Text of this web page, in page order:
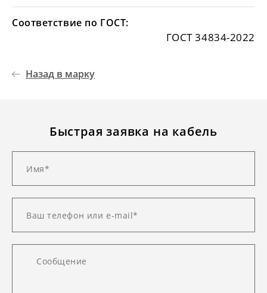
Соответствие по ГОСТ:
ГОСТ 34834-2022
Назад в марку
Быстрая заявка на кабель